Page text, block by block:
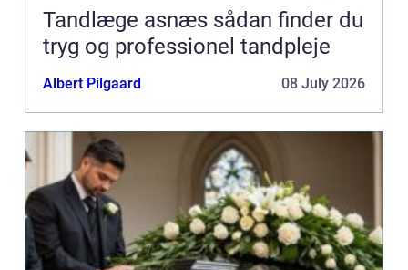
Tandlæge asnæs sådan finder du
tryg og professionel tandpleje
Albert Pilgaard 08 July 2026